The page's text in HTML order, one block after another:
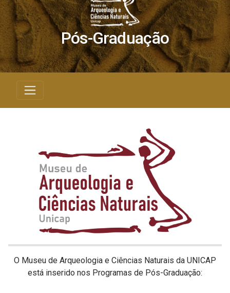
Pós-Graduação
O Museu de Arqueologia e Ciências Naturais da UNICAP
está inserido nos Programas de Pós-Graduação: